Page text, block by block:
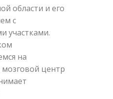
области и его
с
участками.
на
центр